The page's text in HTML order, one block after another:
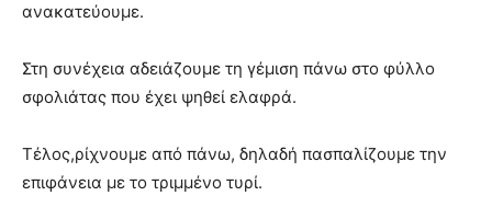
ανακατεύουμε.
Στη συνέχεια αδειάζουμε τη γέμιση πάνω στο φύλλο
σφολιάτας που έχει ψηθεί ελαφρά.
Τέλος,ρίχνουμε από πάνω, δηλαδή πασπαλίζουμε την
επιφάνεια με το τριμμένο τυρί.